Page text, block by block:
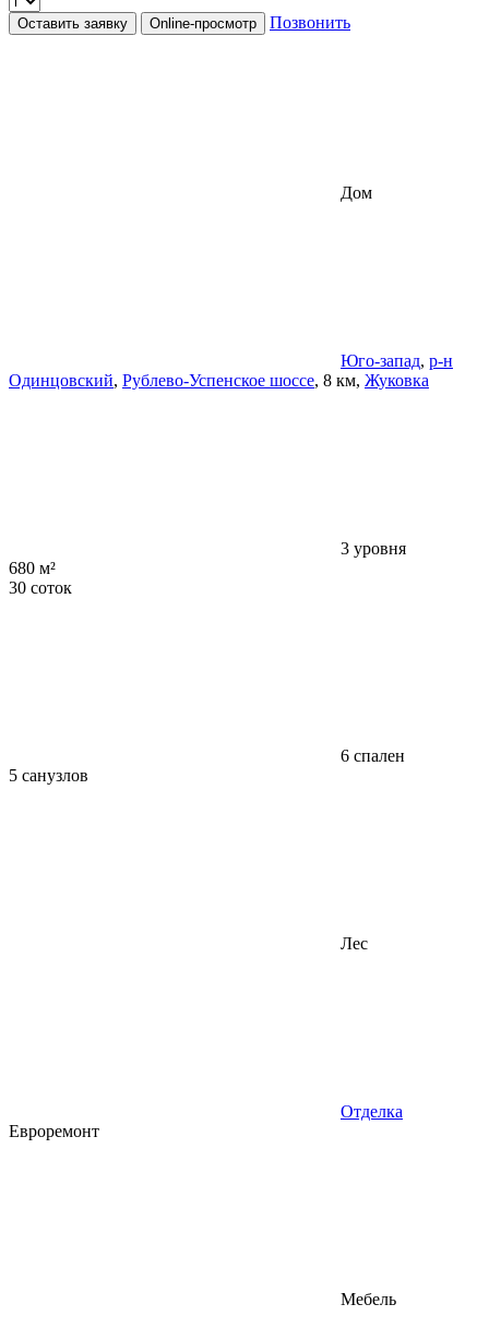
Оставить заявку Online-просмотр Позвонить
Дом
Юго-запад, р-н
Одинцовский, Рублево-Успенское шоссе, 8 км, Жуковка
3 уровня
680 м²
30 соток
6 спален
5 санузлов
Лес
Отделка
Евроремонт
Мебель